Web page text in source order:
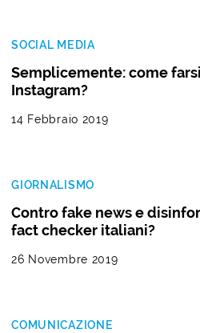
SOCIAL MEDIA
Semplicemente: come
Instagram?
14 Febbraio 2019
GIORNALISMO
Contro fake news e
fact checker italiani?
26 Novembre 2019
COMUNICAZIONE